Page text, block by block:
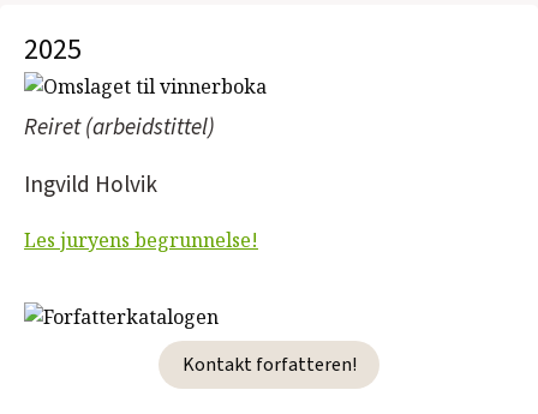
2025
Reiret (arbeidstittel)
Ingvild Holvik
Les juryens begrunnelse!
Kontakt forfatteren!